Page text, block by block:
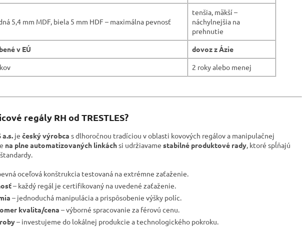
5,4 mm MDF, biela 5 mm HDF – maximálna pevnosť
tenšia, mäkší –
náchylnejšia na
prehnutie
v EÚ
dovoz z Ázie
2 roky alebo menej
regály RH od TRESTLES?
a.s. je český výrobca s dlhoročnou tradíciou v oblasti kovových regálov a manipulačnej
na plne automatizovaných linkáchsi udržiavame stabilné produktové rady, ktoré spĺňajú
oceľová konštrukcia testovaná na extrémne zaťaženie.
– každý regál je certifikovaný na uvedené zaťaženie.
– jednoduchá manipulácia a prispôsobenie výšky políc.
kvalita/cena – výborné spracovanie za férovú cenu.
– investujeme do lokálnej produkcie a technologického pokroku.